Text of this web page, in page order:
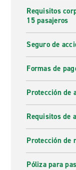
Requisitos
15 pasajeros
Seguro de
Formas de
Protección de
Requisitos de
Protección de
Póliza para